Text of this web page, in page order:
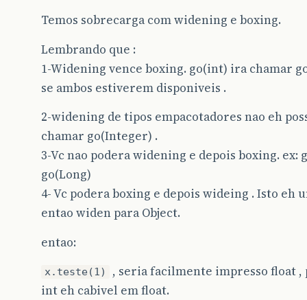
Temos sobrecarga com widening e boxing.
Lembrando que :
1-Widening vence boxing. go(int) ira chamar
se ambos estiverem disponiveis .
2-widening de tipos empacotadores nao eh
chamar go(Integer) .
3-Vc nao podera widening e depois boxing. ex:
go(Long)
4- Vc podera boxing e depois wideing . Isto
entao widen para Object.
entao:
x.teste(1)
, seria facilmente impresso float ,
int eh cabivel em float.